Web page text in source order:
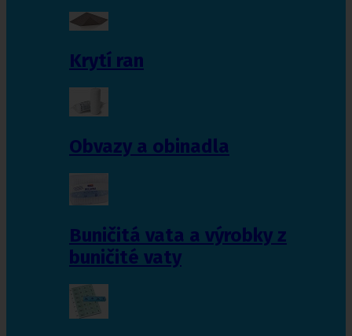
Krytí ran
Obvazy a obinadla
Buničitá vata a výrobky z
buničité vaty